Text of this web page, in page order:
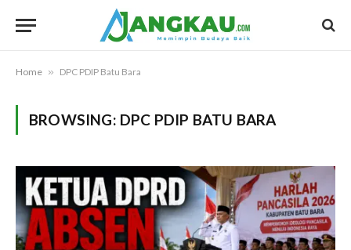
Home » DPC PDIP Batu Bara
BROWSING: DPC PDIP BATU BARA